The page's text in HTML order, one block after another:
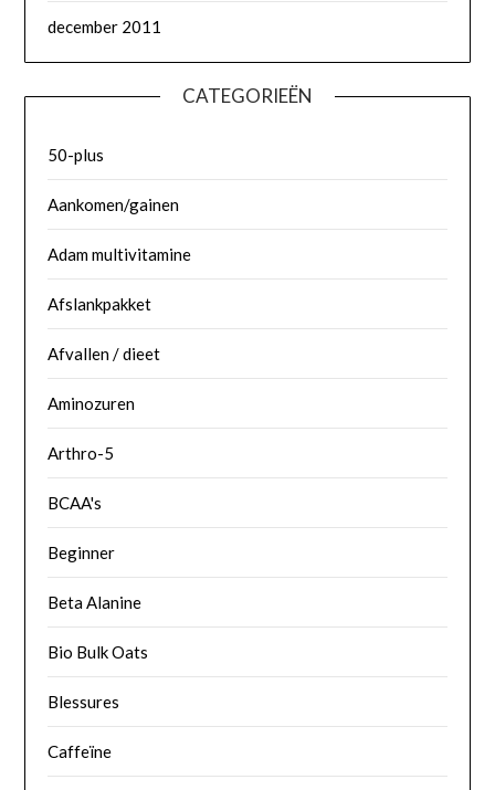
december 2011
CATEGORIEËN
50-plus
Aankomen/gainen
Adam multivitamine
Afslankpakket
Afvallen / dieet
Aminozuren
Arthro-5
BCAA's
Beginner
Beta Alanine
Bio Bulk Oats
Blessures
Caffeïne